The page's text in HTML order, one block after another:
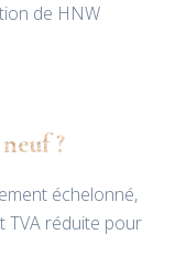
de HNW
?
échelonné,
TVA réduite pour